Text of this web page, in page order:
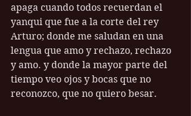
apaga cuando todos recuerdan el
yanqui que fue a la corte del rey
Arturo; donde me saludan en una
lengua que amo y rechazo, rechazo
y amo. y donde la mayor parte del
tiempo veo ojos y bocas que no
reconozco, que no quiero besar.